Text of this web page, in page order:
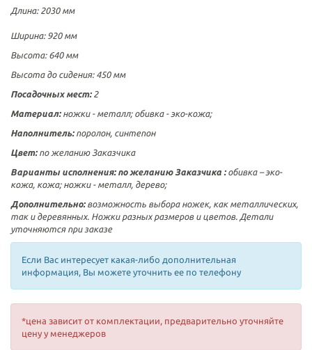
Длина: 2030 мм
Ширина: 920 мм
Высота: 640 мм
Высота до сидения: 450 мм
Посадочных мест:2
Материал:ножки - металл; обивка - эко-кожа;
Наполнитель:поролон, синтепон
Цвет: по желанию Заказчика
Варианты исполнения: по желанию Заказчика : обивка – эко-
кожа, кожа; ножки - металл, дерево;
Дополнительно:возможность выбора ножек, как металлических,
так и деревянных. Ножки разных размеров и цветов. Детали
уточняются при заказе
Если Вас интересует какая-либо дополнительная
информация, Вы можете уточнить ее по телефону
*цена зависит от комплектации, предварительно уточняйте
цену у менеджеров